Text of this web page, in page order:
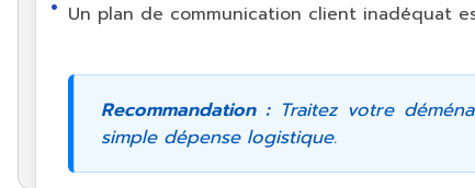
Un plan de communication client inadéquat
Recommandation :Traitez votre
simple dépense logistique.